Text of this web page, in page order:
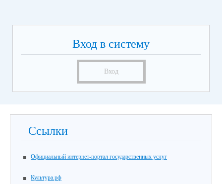
Вход в систему
Вход
Ссылки
Официальный интернет-портал государственных услуг
Культура.рф